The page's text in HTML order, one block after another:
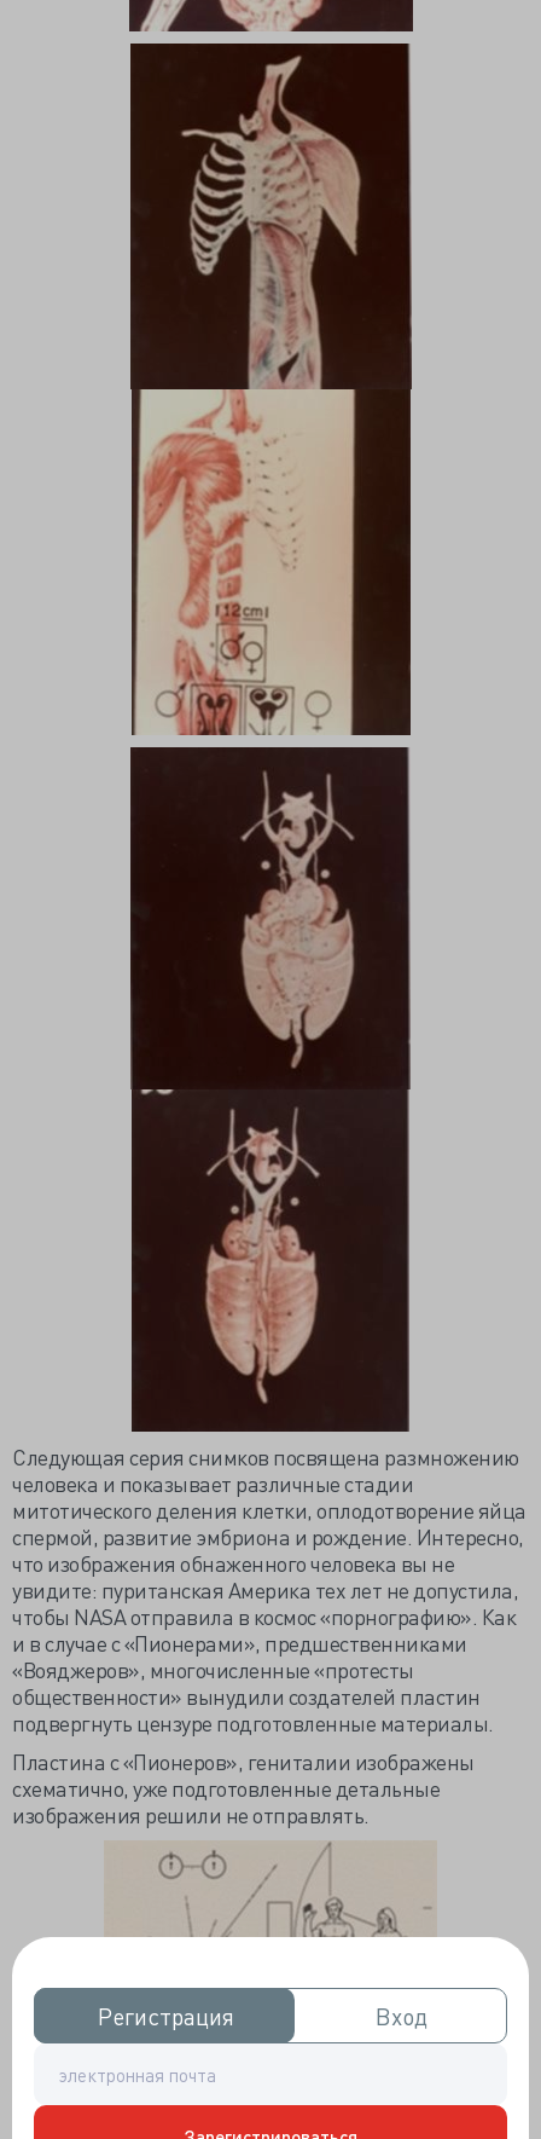
Регистрация
Регистрация Вход
Вход
Следующая серия снимков посвящена размножению
человека и показывает различные стадии
митотического деления клетки, оплодотворение яйца
спермой, развитие эмбриона и рождение. Интересно,
что изображения обнаженного человека вы не
увидите: пуританская Америка тех лет не допустила,
чтобы NASA отправила в космос «порнографию». Как
и в случае с «Пионерами», предшественниками
«Вояджеров», многочисленные «протесты
общественности» вынудили создателей пластин
подвергнуть цензуре подготовленные материалы.
Пластина с «Пионеров», гениталии изображены
схематично, уже подготовленные детальные
изображения решили не отправлять.
А это уже наши сегодняшние герои, «Вояджеры».